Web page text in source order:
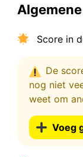
Score in
De
nog niet
weet om
Voeg